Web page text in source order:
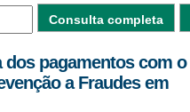
Consulta completa
dos pagamentos com o
a Fraudes em